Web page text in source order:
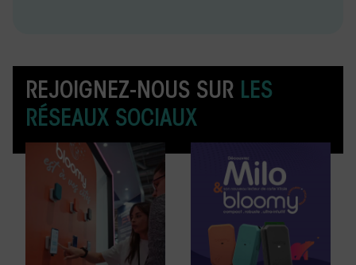
REJOIGNEZ-NOUS SUR LES
RÉSEAUX SOCIAUX